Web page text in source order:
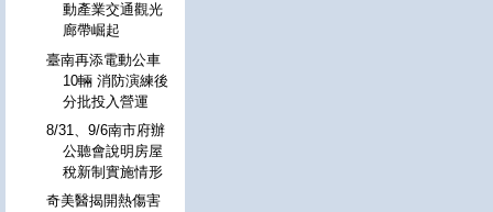
動產業交通觀光
廊帶崛起
臺南再添電動公車
10輛 消防演練後
分批投入營運
8/31、9/6南市府辦
公聽會說明房屋
稅新制實施情形
奇美醫揭開熱傷害